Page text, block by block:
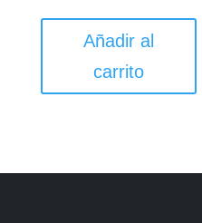
Añadir al
carrito